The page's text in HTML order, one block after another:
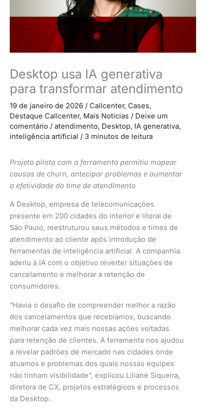
Desktop usa IA generativa
para transformar atendimento
19 de janeiro de 2026 / Callcenter, Cases,
Destaque Callcenter, Mais Notícias / Deixe um
comentário / atendimento, Desktop, IA generativa,
inteligência artificial / 3 minutos de leitura
Projeto piloto com a ferramenta permitiu mapear
causas de churn, antecipar problemas e aumentar
a efetividade do time de atendimento
A Desktop, empresa de telecomunicações
presente em 200 cidades do interior e litoral de
São Paulo, reestruturou seus métodos e times de
atendimento ao cliente após introdução de
ferramentas de inteligência artificial. A companhia
aderiu à IA com o objetivo reverter situações de
cancelamento e melhorar a retenção de
consumidores.
“Havia o desafio de compreender melhor a razão
dos cancelamentos que recebíamos, buscando
melhorar cada vez mais nossas ações voltadas
para retenção de clientes. A ferramenta nos ajudou
a revelar padrões de mercado nas cidades onde
atuamos e problemas dos quais nossas equipes
não tinham visibilidade”, explicou Liliane Siqueira,
diretora de CX, projetos estratégicos e processos
da Desktop.